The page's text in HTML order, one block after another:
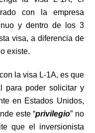
con la empresa
y dentro de los 3
visa, a diferencia de
existe.
la visa L-1A, es que
para poder solicitar y
en Estados Unidos,
este “privilegio” no
que el inversionista